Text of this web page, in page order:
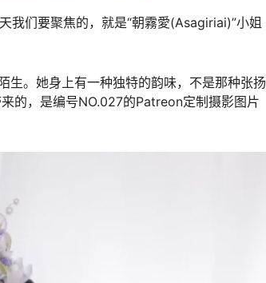
我们要聚焦的，就是“朝霧愛(Asagiriai)”小姐
。她身上有一种独特的韵味，不是那种张扬
的，是编号NO.027的Patreon定制摄影图片